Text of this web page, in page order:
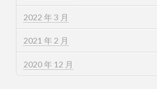
2022 年 3 月
2021 年 2 月
2020 年 12 月